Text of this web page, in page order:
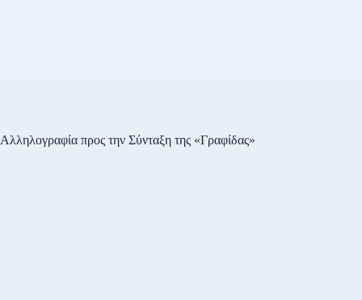
Αλληλογραφία προς την Σύνταξη της «Γραφίδας»